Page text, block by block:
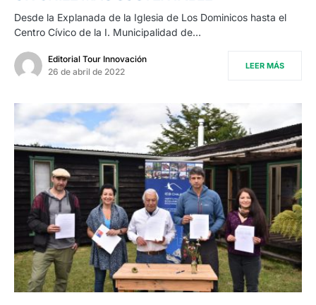
Desde la Explanada de la Iglesia de Los Dominicos hasta el
Centro Cívico de la I. Municipalidad de…
Editorial Tour Innovación
26 de abril de 2022
LEER MÁS